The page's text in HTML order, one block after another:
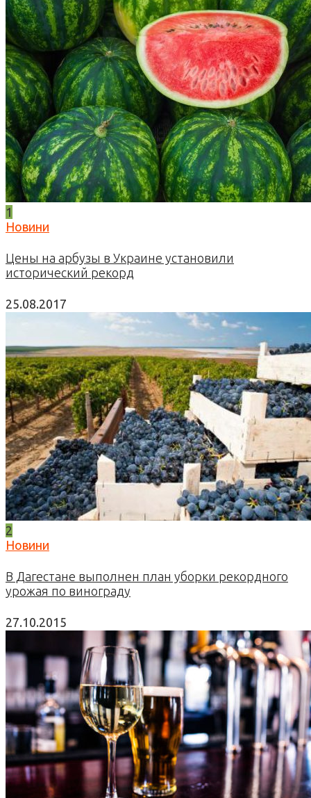
1
Новини
Цены на арбузы в Украине установили
исторический рекорд
25.08.2017
2
Новини
В Дагестане выполнен план уборки рекордного
урожая по винограду
27.10.2015